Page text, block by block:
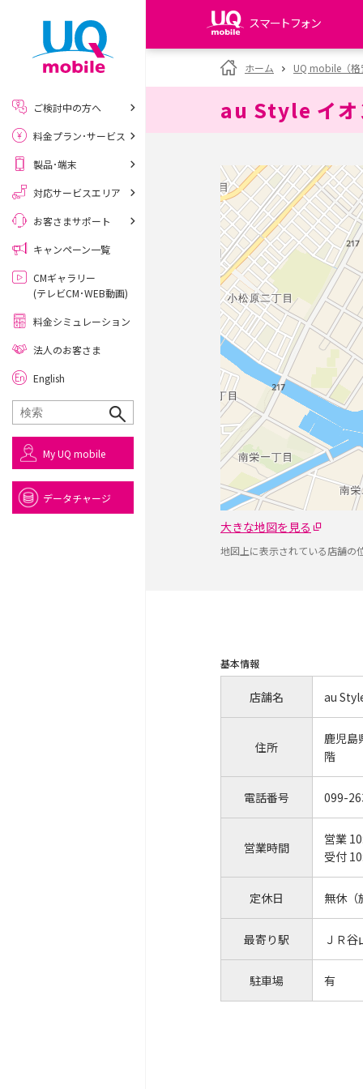
スマートフォン
my UQ WiMAX
UQ WiMAX ご契約の方
My UQ mobile
UQ mobile
データチャージサイト
ホーム UQ mobile（
au Style イオ
大きな地図を見る
地図上に表示されている店舗の
基本情報
店舗名 au
住所
鹿児島
階
電話番号 099-
営業時間
営業
受付
定休日 無休（
最寄り駅 ＪＲ
駐車場 有
ご検討中の方へ
料金プラン･サービス
製品･端末
対応サービスエリア
お客さまサポート
キャンペーン一覧
CMギャラリー
(テレビCM･WEB動画)
料金シミュレーション
法人のお客さま
English
My UQ mobile
データチャージ